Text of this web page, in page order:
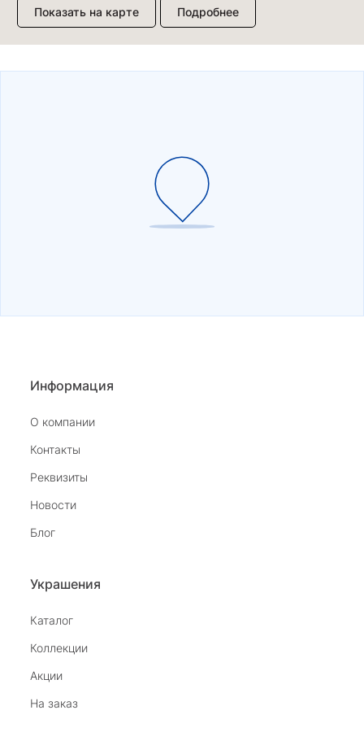
Показать на карте Подробнее
Информация
О компании
Контакты
Реквизиты
Новости
Блог
Украшения
Каталог
Коллекции
Акции
На заказ